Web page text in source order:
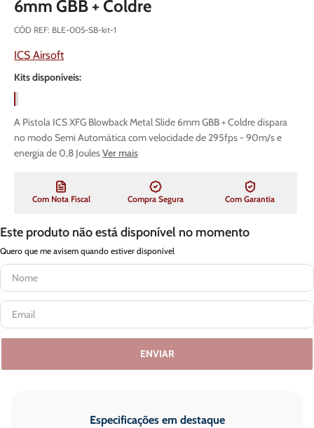
6mm GBB + Coldre
CÓD REF: BLE-005-SB-kit-1
ICS Airsoft
Kits disponíveis:
A Pistola ICS XFG Blowback Metal Slide 6mm GBB + Coldre dispara
no modo Semi Automática com velocidade de 295fps - 90m/s e
energia de 0,8 JoulesVer mais
Com Nota Fiscal Compra Segura Com Garantia
Este produto não está disponível no momento
Quero que me avisem quando estiver disponível
ENVIAR
Especificações em destaque